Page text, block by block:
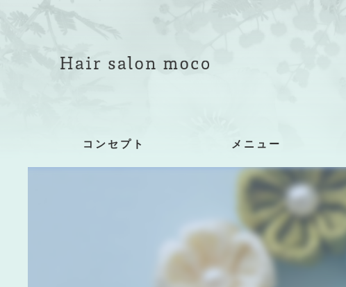
コンセプト メニュー
着付け詳細